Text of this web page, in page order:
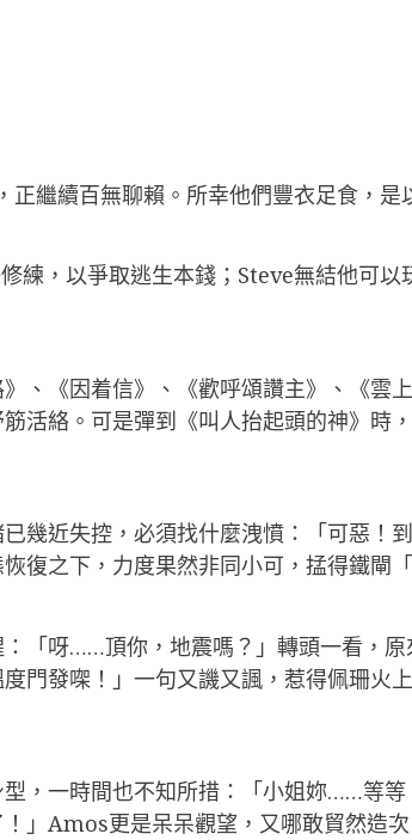
繼續百無聊賴。所幸他們豐衣足食，是
練，以爭取逃生本錢；Steve無結他可
、《因着信》、《歡呼頌讚主》、《
活絡。可是彈到《叫人抬起頭的神》
幾近失控，必須找什麼洩憤：「可惡！
復之下，力度果然非同小可，掹得鐵閘
「呀……頂你，地震嗎？」轉頭一看，
門發㗎！」一句又譏又諷，惹得佩珊火
，一時間也不知所措：「小姐妳……等
」Amos更是呆呆觀望，又哪敢貿然造次